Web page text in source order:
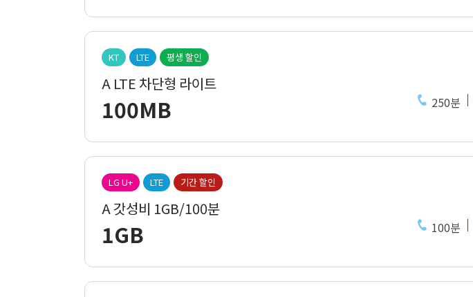
KT LTE 평생 할인
A LTE 차단형 라이트
100MB 250분
LG U+ LTE 기간 할인
A 갓성비 1GB/100분
1GB 100분